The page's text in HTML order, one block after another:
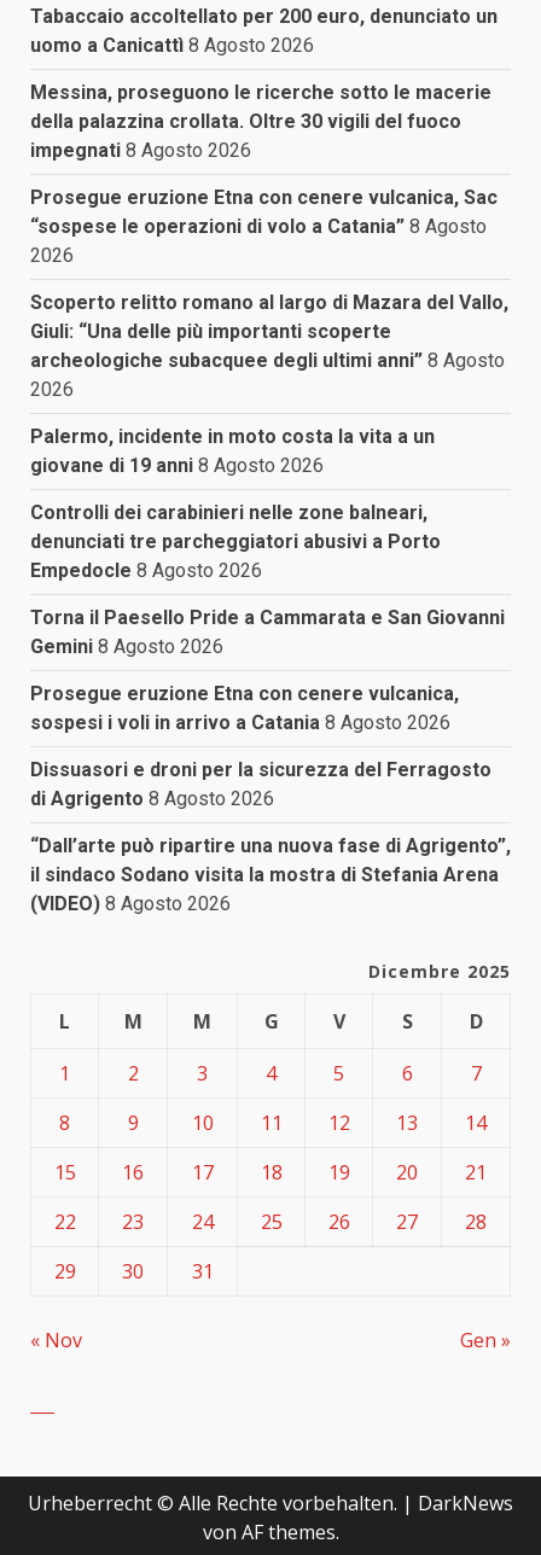
Tabaccaio accoltellato per 200 euro, denunciato un
uomo a Canicattì 8 Agosto 2026
Messina, proseguono le ricerche sotto le macerie
della palazzina crollata. Oltre 30 vigili del fuoco
impegnati 8 Agosto 2026
Prosegue eruzione Etna con cenere vulcanica, Sac
“sospese le operazioni di volo a Catania” 8 Agosto
2026
Scoperto relitto romano al largo di Mazara del Vallo,
Giuli: “Una delle più importanti scoperte
archeologiche subacquee degli ultimi anni” 8 Agosto
2026
Palermo, incidente in moto costa la vita a un
giovane di 19 anni 8 Agosto 2026
Controlli dei carabinieri nelle zone balneari,
denunciati tre parcheggiatori abusivi a Porto
Empedocle 8 Agosto 2026
Torna il Paesello Pride a Cammarata e San Giovanni
Gemini 8 Agosto 2026
Prosegue eruzione Etna con cenere vulcanica,
sospesi i voli in arrivo a Catania 8 Agosto 2026
Dissuasori e droni per la sicurezza del Ferragosto
di Agrigento 8 Agosto 2026
“Dall’arte può ripartire una nuova fase di Agrigento”,
il sindaco Sodano visita la mostra di Stefania Arena
(VIDEO) 8 Agosto 2026
Dicembre 2025
L M M G V S
D
1
2 3 4 5 6
7
8
9 10 11 12 13
14
15
16 17 18 19 20
21
22
23 24 25 26 27
28
29
30 31
« Nov Gen »
Urheberrecht © Alle Rechte vorbehalten. | DarkNews
von AF themes.